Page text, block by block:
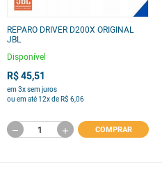
REPARO DRIVER D200X ORIGINAL
JBL
Disponível
R$ 45,51
em 3x sem juros
ou em até 12x de R$ 6,06
COMPRAR